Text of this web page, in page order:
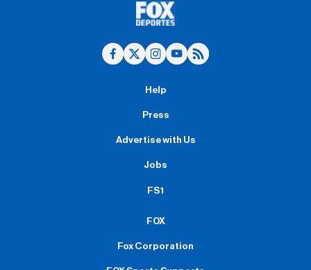
Help
Press
Advertise with Us
Jobs
FS1
FOX
Fox Corporation